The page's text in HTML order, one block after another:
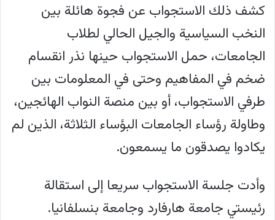
كشف ذلك الاستجواب عن فجوة هائلة بين
النخب السياسية والجيل الحالي لطلاب
الجامعات، حمل الاستجواب حينها نذر انقسام
ضخم في المفاهيم وحتى في المعلومات بين
طرفي الاستجواب، أو بين منصة النواب الهائجين،
وطاولة رؤساء الجامعات البؤساء الثلاثة، الذين لم
يكادوا يصدقون ما يسمعون.
وأدت جلسة الاستجواب سريعا إلى استقالة
رئيستي جامعة هارفارد وجامعة بنسلفانيا.